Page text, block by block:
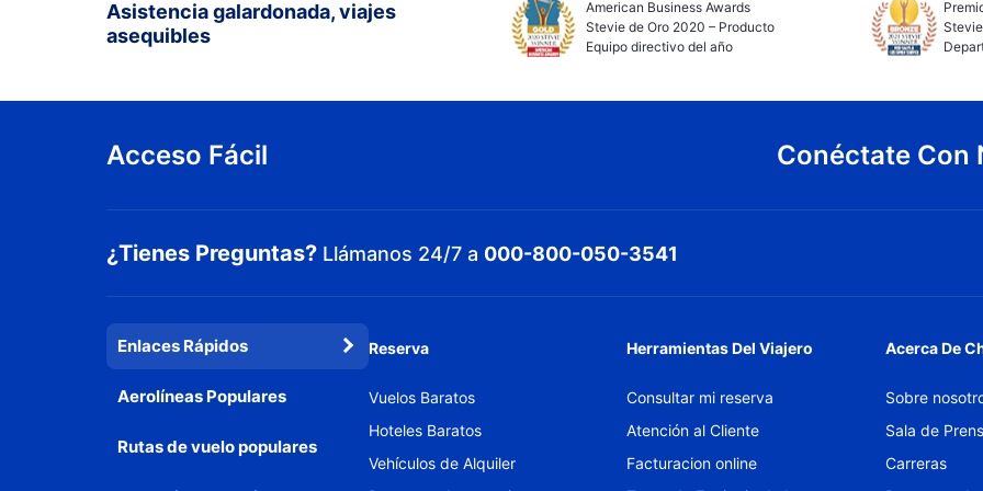
Asistencia galardonada, viajes
asequibles
American Business Awards
Stevie de Oro 2020 – Producto
Equipo directivo del año
Acceso Fácil Conéctate Con
¿Tienes Preguntas? Llámanos 24/7 a 000-800-050-3541
Enlaces Rápidos
Aerolíneas Populares
Rutas de vuelo populares
Reserva
Vuelos Baratos
Hoteles Baratos
Vehículos de Alquiler
Herramientas Del Viajero
Consultar mi reserva
Atención al Cliente
Facturacion online
Acerca De
Sobre
Sala de
Carreras